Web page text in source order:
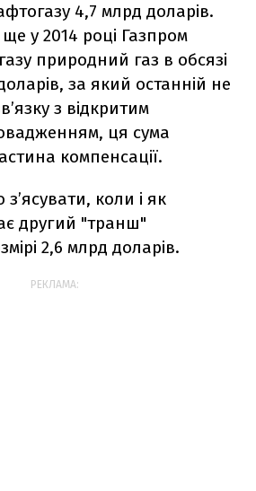
4,7 млрд доларів.
у 2014 році Газпром
природний газ в обсязі
за який останній не
з відкритим
ця сума
компенсації.
коли і як
другий "транш"
2,6 млрд доларів.
РЕКЛАМА: